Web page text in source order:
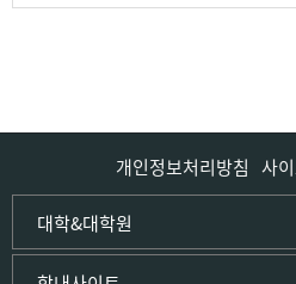
개인정보처리방침 사
대학&대학원
인문사회·IT대학
인문·문화학부
국립경국대학교